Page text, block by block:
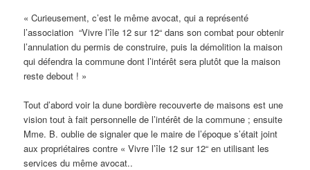
« Curieusement, c’est le même avocat, qui a représenté
l’association “Vivre l’île 12 sur 12“ dans son combat pour obtenir
l’annulation du permis de construire, puis la démolition la maison
qui défendra la commune dont l’intérêt sera plutôt que la maison
reste debout ! »
Tout d’abord voir la dune bordière recouverte de maisons est une
vision tout à fait personnelle de l’intérêt de la commune ; ensuite
Mme. B. oublie de signaler que le maire de l’époque s’était joint
aux propriétaires contre « Vivre l’île 12 sur 12“ en utilisant les
services du même avocat..